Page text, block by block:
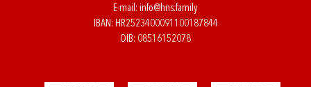
E-mail: info@hns.family
IBAN: HR2523400091100187844
OIB: 08516152078